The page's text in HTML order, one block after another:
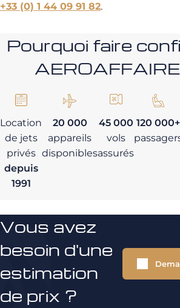
+33 (0) 1 44 09 91 82.
Pourquoi faire
Location
de jets
privés
depuis
1991
20 000
appareils
disponibles
45 000
vols
assurés
120 000+
Vous avez
besoin d'une
estimation
de prix ?